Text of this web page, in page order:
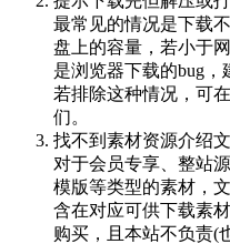
最常见的情况是下载
盘上的容量，若小于
是浏览器下载的bug，
若排除这种情况，可
们。
找不到素材资源介绍
对于会员专享、整站
模版等类型的素材，
含在对应可供下载素
购买，且本站不负责(